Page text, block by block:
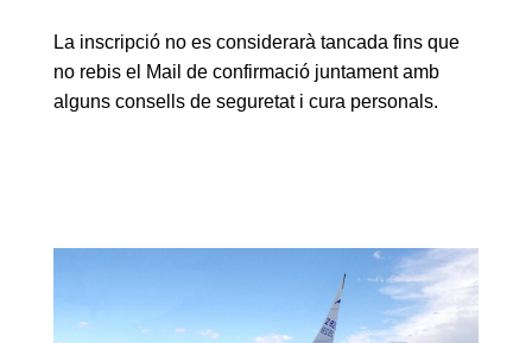
La inscripció no es considerarà tancada fins que
no rebis el Mail de confirmació juntament amb
alguns consells de seguretat i cura personals.